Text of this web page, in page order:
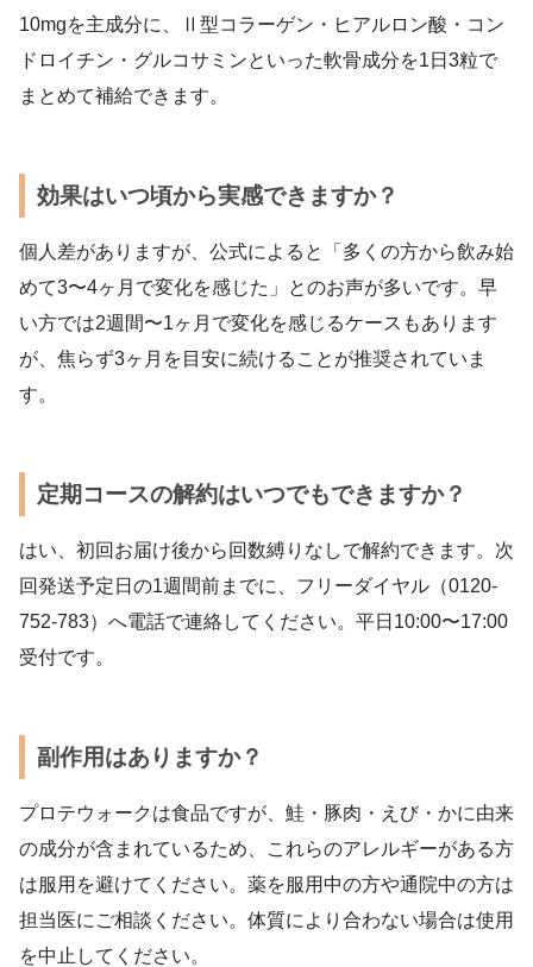
10mgを主成分に、Ⅱ型コラーゲン・ヒアルロン酸・コン
ドロイチン・グルコサミンといった軟骨成分を1日3粒で
まとめて補給できます。
効果はいつ頃から実感できますか？
個人差がありますが、公式によると「多くの方から飲み始
めて3〜4ヶ月で変化を感じた」とのお声が多いです。早
い方では2週間〜1ヶ月で変化を感じるケースもあります
が、焦らず3ヶ月を目安に続けることが推奨されていま
す。
定期コースの解約はいつでもできますか？
はい、初回お届け後から回数縛りなしで解約できます。次
回発送予定日の1週間前までに、フリーダイヤル（0120-
752-783）へ電話で連絡してください。平日10:00〜17:00
受付です。
副作用はありますか？
プロテウォークは食品ですが、鮭・豚肉・えび・かに由来
の成分が含まれているため、これらのアレルギーがある方
は服用を避けてください。薬を服用中の方や通院中の方は
担当医にご相談ください。体質により合わない場合は使用
を中止してください。